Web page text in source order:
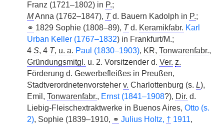
Franz (1721–1802) in P.;
MAnna (1762–1847), Td. Bauern Kadolph in P.;
⚭ 1829 Sophie (1808–89), Td. Keramikfabr. Karl
Urban Keller (1767–1832) in Frankfurt/M.;
4 S, 4 T, u. a. Paul (1830–1903), KR, Tonwarenfabr.,
Gründungsmitgl. u. 2. Vorsitzender d. Ver. z.
Förderung d. Gewerbefleißes in Preußen,
Stadtverordnetenvorsteher v. Charlottenburg (s. L),
Emil, Tonwarenfabr., Ernst (1841–1908?), Dir. d.
Liebig-Fleischextraktwerke in Buenos Aires, Otto (s.
2), Sophie (1839–1910, ⚭ Julius Holtz, † 1911,